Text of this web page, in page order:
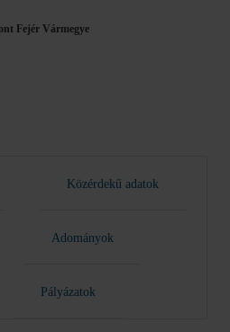
Fejér Vármegye
Közérdekű adatok
Adományok
Pályázatok